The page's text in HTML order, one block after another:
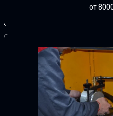
от